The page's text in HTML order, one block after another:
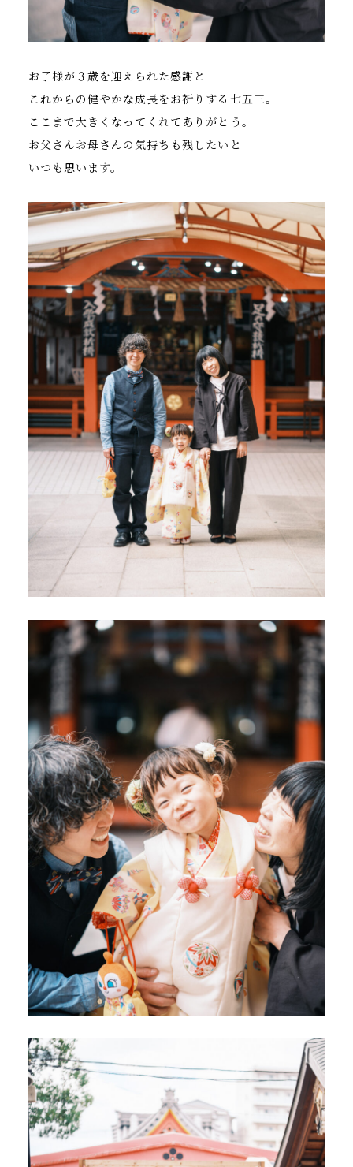
お子様が３歳を迎えられた感謝と
これからの健やかな成長をお祈りする七五三。
ここまで大きくなってくれてありがとう。
お父さんお母さんの気持ちも残したいと
いつも思います。